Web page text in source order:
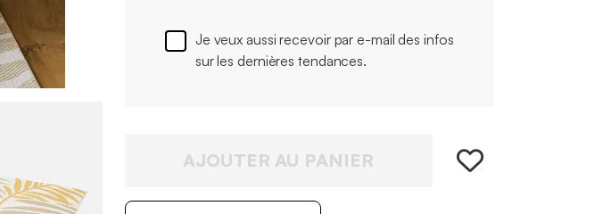
Je veux aussi recevoir par e-mail des infos
sur les dernières tendances.
AJOUTER AU PANIER